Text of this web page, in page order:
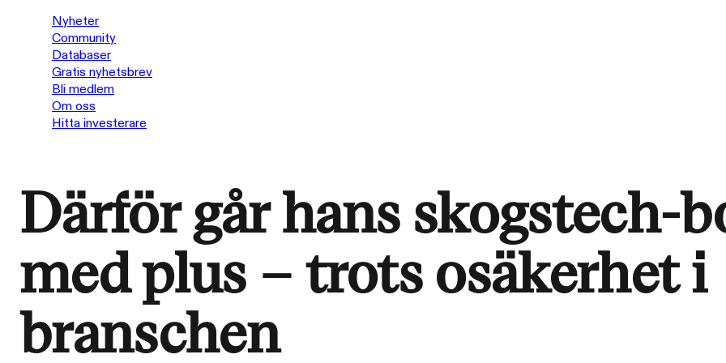
Nyheter
Community
Databaser
Gratis nyhetsbrev
Bli medlem
Om oss
Hitta investerare
Därför går hans skogstech-
med plus – trots osäkerhet i
branschen